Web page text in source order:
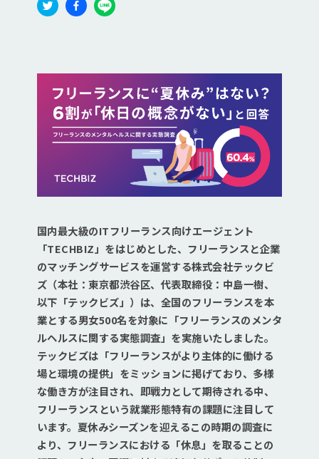
国内最大級のITフリーランス向けエージェント
「TECHBIZ」をはじめとした、フリーランスと企業
のマッチングサービスを運営する株式会社テックビ
ズ（本社：東京都渋谷区、代表取締役：中島一樹、
以下「テックビズ」）は、全国のフリーランスを本
業とする男女500名を対象に「フリーランスのメンタ
ルヘルスに関する実態調査」を実施いたしました。
テックビズは「フリーランスがより主体的に働ける
場と環境の提供」をミッションに掲げており、多様
な働き方が注目され、即戦力として期待される中、
フリーランスという就業形態特有の課題に注目して
います。夏休みシーズンを迎えるこの時期の調査に
より、フリーランスにおける「休息」を取ることの